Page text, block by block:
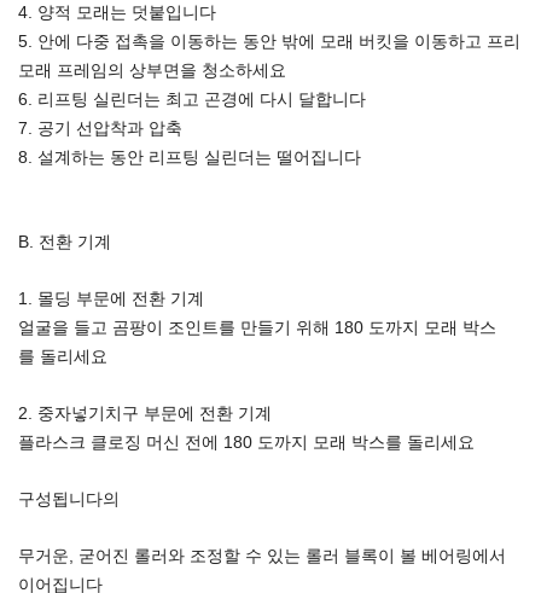
4. 양적 모래는 덧붙입니다
5. 안에 다중 접촉을 이동하는 동안 밖에 모래 버킷을 이동하고 프리
모래 프레임의 상부면을 청소하세요
6. 리프팅 실린더는 최고 곤경에 다시 달합니다
7. 공기 선압착과 압축
8. 설계하는 동안 리프팅 실린더는 떨어집니다
B. 전환 기계
1. 몰딩 부문에 전환 기계
얼굴을 들고 곰팡이 조인트를 만들기 위해 180 도까지 모래 박스
를 돌리세요
2. 중자넣기치구 부문에 전환 기계
플라스크 클로징 머신 전에 180 도까지 모래 박스를 돌리세요
구성됩니다의
무거운, 굳어진 롤러와 조정할 수 있는 롤러 블록이 볼 베어링에서
이어집니다